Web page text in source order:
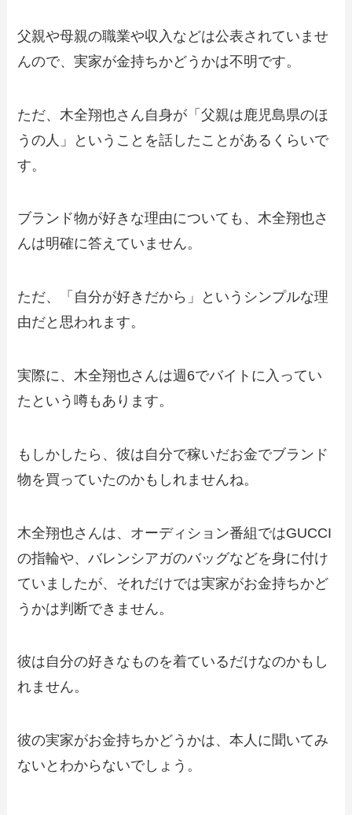
父親や母親の職業や収入などは公表されていませ
んので、実家が金持ちかどうかは不明です。
ただ、木全翔也さん自身が「父親は鹿児島県のほ
うの人」ということを話したことがあるくらいで
す。
ブランド物が好きな理由についても、木全翔也さ
んは明確に答えていません。
ただ、「自分が好きだから」というシンプルな理
由だと思われます。
実際に、木全翔也さんは週6でバイトに入ってい
たという噂もあります。
もしかしたら、彼は自分で稼いだお金でブランド
物を買っていたのかもしれませんね。
木全翔也さんは、オーディション番組ではGUCCI
の指輪や、バレンシアガのバッグなどを身に付け
ていましたが、それだけでは実家がお金持ちかど
うかは判断できません。
彼は自分の好きなものを着ているだけなのかもし
れません。
彼の実家がお金持ちかどうかは、本人に聞いてみ
ないとわからないでしょう。